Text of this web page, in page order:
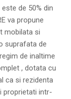
de 50% din
va propune
mobilata si
suprafata de
de inaltime
, dotata cu
ca si rezidenta
proprietati intr-